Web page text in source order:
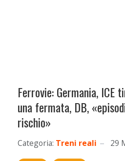
Ferrovie: Germania,
una fermata, DB,
rischio»
Categoria: Treni reali 29